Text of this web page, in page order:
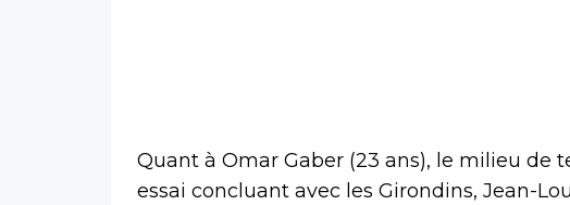
Quant à Omar Gaber (23 ans), le milieu de
essai concluant avec les Girondins, Jean-